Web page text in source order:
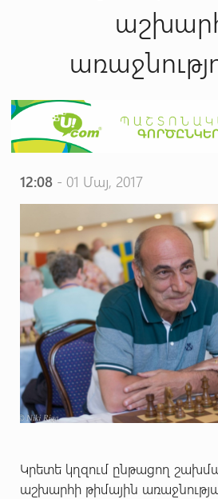
12:08- 01 Մայ, 2017
Կրետե կղզում ընթացող
աշխարհի թիմային